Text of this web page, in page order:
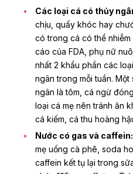
Các loại cá có thủy
chịu, quấy khóc hay
có trong cá có thể
cáo của FDA, phụ nữ
nhất 2 khẩu phần các
ngân trong mỗi tuần.
ngân là tôm, cá ngừ
loại cá mẹ nên tránh ăn
cá kiếm, cá thu hoàng
Nước có gas và caffein:
mẹ uống cà phê, soda
caffein kết tụ lại trong